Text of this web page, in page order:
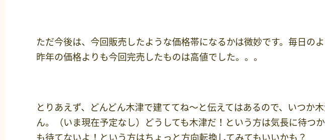
ただ今後は、今回販売したような価格帯になるかは微妙です。毎日の
昨年の価格よりも今回完売したものは高値でした。。。
とりあえず、どんどん木津で建ててね～と伝えてはあるので、いつか
ん。（いま現在予定なし）どうしても木津だ！という方は気長に待
も待てないよ！という方はちょっと方向転換してみてもいいかも？